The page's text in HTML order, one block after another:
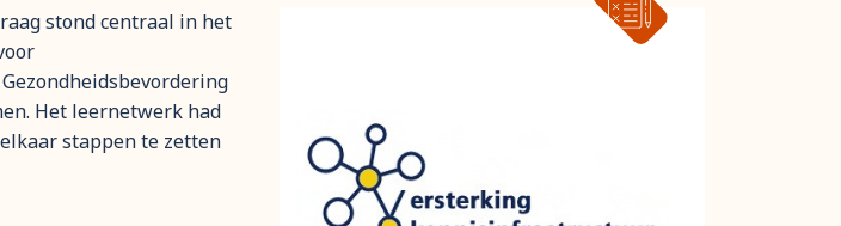
stond centraal in het
Het leernetwerk had
stappen te zetten